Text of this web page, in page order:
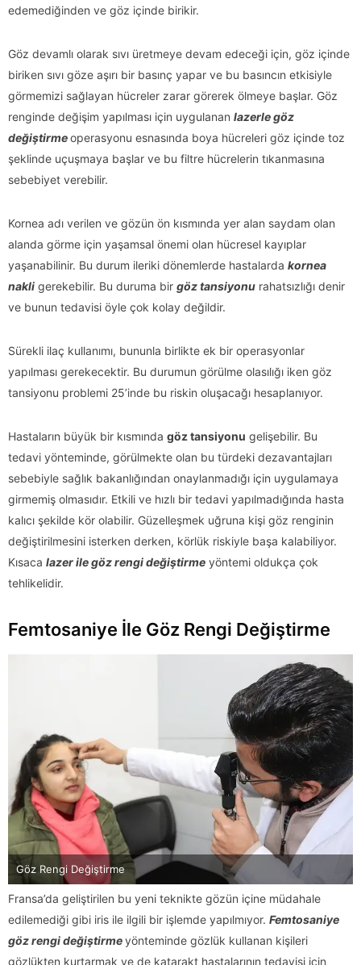
edemediğinden ve göz içinde birikir.
Göz devamlı olarak sıvı üretmeye devam edeceği için, göz içinde
biriken sıvı göze aşırı bir basınç yapar ve bu basıncın etkisiyle
görmemizi sağlayan hücreler zarar görerek ölmeye başlar. Göz
renginde değişim yapılması için uygulanan lazerle göz
değiştirmeoperasyonu esnasında boya hücreleri göz içinde toz
şeklinde uçuşmaya başlar ve bu filtre hücrelerin tıkanmasına
sebebiyet verebilir.
Kornea adı verilen ve gözün ön kısmında yer alan saydam olan
alanda görme için yaşamsal önemi olan hücresel kayıplar
yaşanabilinir. Bu durum ileriki dönemlerde hastalarda kornea
nakli gerekebilir. Bu duruma bir göz tansiyonu rahatsızlığı denir
ve bunun tedavisi öyle çok kolay değildir.
Sürekli ilaç kullanımı, bununla birlikte ek bir operasyonlar
yapılması gerekecektir. Bu durumun görülme olasılığı iken göz
tansiyonu problemi 25’inde bu riskin oluşacağı hesaplanıyor.
Hastaların büyük bir kısmında göz tansiyonu gelişebilir. Bu
tedavi yönteminde, görülmekte olan bu türdeki dezavantajları
sebebiyle sağlık bakanlığından onaylanmadığı için uygulamaya
girmemiş olmasıdır. Etkili ve hızlı bir tedavi yapılmadığında hasta
kalıcı şekilde kör olabilir. Güzelleşmek uğruna kişi göz renginin
değiştirilmesini isterken derken, körlük riskiyle başa kalabiliyor.
Kısaca lazer ile göz rengi değiştirme yöntemi oldukça çok
tehlikelidir.
Femtosaniye İle Göz Rengi Değiştirme
Göz Rengi Değiştirme
Fransa’da geliştirilen bu yeni teknikte gözün içine müdahale
edilemediği gibi iris ile ilgili bir işlemde yapılmıyor. Femtosaniye
göz rengi değiştirmeyönteminde gözlük kullanan kişileri
gözlükten kurtarmak ve de katarakt hastalarının tedavisi için